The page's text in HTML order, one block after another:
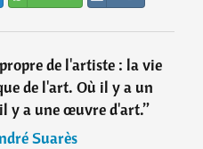
de l'artiste : la vie
de l'art. Où il y a un
y a une œuvre d'art.”
Suarès